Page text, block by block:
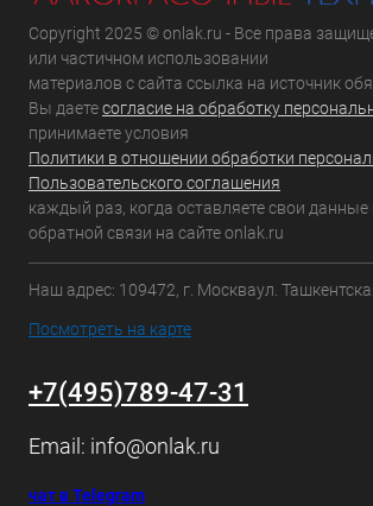
Copyright 2025 © onlak.ru - Все права
или частичном использовании
материалов с сайта ссылка на источник
Вы даетесогласие на обработку
принимаете условия
Политики в отношении обработки
Пользовательского соглашения
каждый раз, когда оставляете свои
обратной связи на сайте onlak.ru
Наш адрес: 109472, г. Москваул.
Посмотреть на карте
+7(495)789-47-31
Email: info@onlak.ru
чат в Telegram